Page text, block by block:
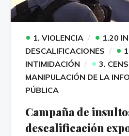
• 1. VIOLENCIA • 1.20
DESCALIFICACIONES
•
INTIMIDACIÓN
• 3.
MANIPULACIÓN DE LA
PÚBLICA
Campaña de
descalificación